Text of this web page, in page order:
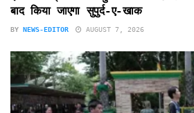
बाद किया जाएगा सुपुर्द-ए-खाक
BY NEWS-EDITOR AUGUST 7, 2026